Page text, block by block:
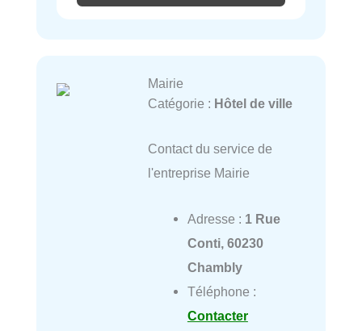
Mairie
Catégorie : Hôtel de ville
Contact du service de
l'entreprise Mairie
Adresse : 1 Rue
Conti, 60230
Chambly
Téléphone :
Contacter